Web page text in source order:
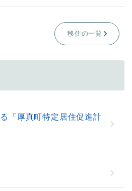
移住の一覧
「厚真町特定居住促進計